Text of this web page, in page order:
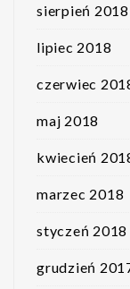
sierpień 2018
lipiec 2018
czerwiec
maj 2018
kwiecień
marzec 2018
styczeń 2018
grudzień